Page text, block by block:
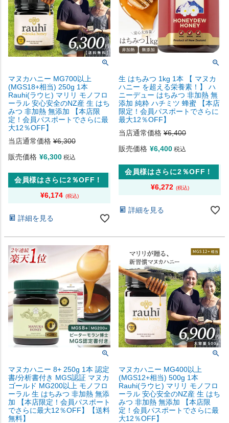
マヌカハニー MG700以上
(MGS18+相当) 250g 1本
Rauhi(ラウヒ) マリリ モノフロ
ーラル 安心安全のNZ産 生 はち
みつ 非加熱 無添加 【本店限
定！会員パスポートでさらに最
大12％OFF】
当店通常価格 ¥6,300
販売価格 ¥6,300 税込
会員様はさらに2％OFF！
¥6,174
詳細を見る
生 はちみつ 1kg 1本 【 マヌカ
ハニー を超える栄養素！】 ハ
ニーデュー はちみつ 非加熱 無
添加 純粋 ハチミツ 蜂蜜 【本店
限定！会員パスポートでさらに
最大12％OFF】
当店通常価格 ¥6,400
販売価格 ¥6,400 税込
会員様はさらに2％OFF！
¥6,272
詳細を見る
マヌカハニー 8+ 250g 1本 認定
書/分析書付き MGS認証 マヌカ
ゴールド MG200以上 モノフロ
ーラル 生 はちみつ 非加熱 無添
加 【本店限定！会員パスポート
でさらに最大12％OFF】【送料
無料】
マヌカハニー MG400以上
(MGS12+相当) 500g 1本
Rauhi(ラウヒ) マリリ モノフロ
ーラル 安心安全のNZ産 生 はち
みつ 非加熱 無添加 【本店限
定！会員パスポートでさらに最
大12％OFF】